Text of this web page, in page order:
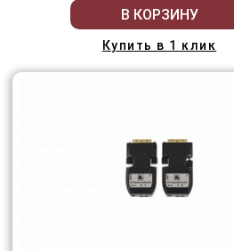
В КОРЗИНУ
Купить в 1 клик